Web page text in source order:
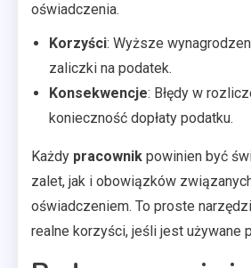
oświadczenia.
Korzyści: Wyższe
zaliczki na podatek.
Konsekwencje: Błędy w
konieczność dopłaty podatku.
Każdy pracownik powinien być
zalet, jak i obowiązków
oświadczeniem. To proste
realne korzyści, jeśli jest używane